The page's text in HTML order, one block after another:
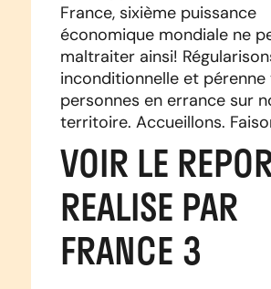
France, sixième puissance
économique mondiale ne
maltraiter ainsi!
inconditionnelle et pérenne
personnes en errance sur
territoire. Accueillons.
VOIR LE
REALISE PAR
FRANCE 3